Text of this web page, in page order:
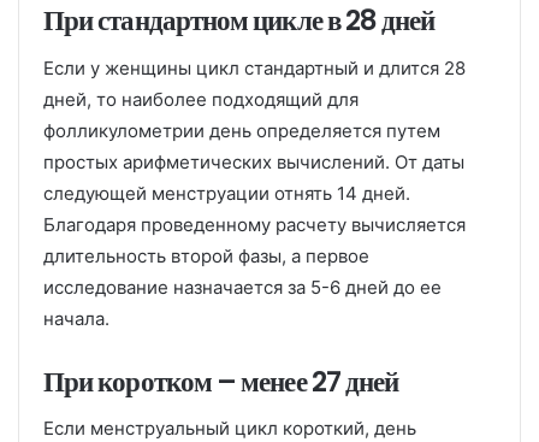
При стандартном цикле в 28 дней
Если у женщины цикл стандартный и длится 28
дней, то наиболее подходящий для
фолликулометрии день определяется путем
простых арифметических вычислений. От даты
следующей менструации отнять 14 дней.
Благодаря проведенному расчету вычисляется
длительность второй фазы, а первое
исследование назначается за 5-6 дней до ее
начала.
При коротком – менее 27 дней
Если менструальный цикл короткий, день